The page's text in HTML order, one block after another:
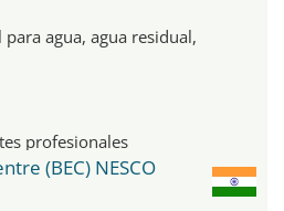
agua, agua residual,
profesionales
(BEC) NESCO